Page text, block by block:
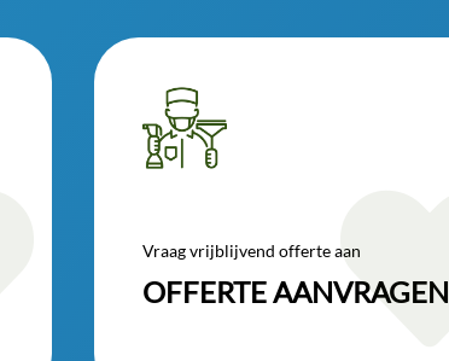
Vraag vrijblijvend offerte aan
OFFERTE AANVRAGEN
